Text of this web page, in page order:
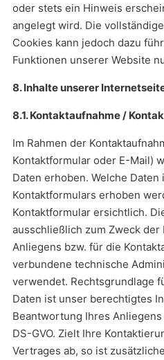
oder stets ein Hinweis
angelegt wird. Die
Cookies kann jedoch dazu
Funktionen unserer Website
8. Inhalte unserer
8.1. Kontaktaufnahme /
Im Rahmen der
Kontaktformular oder E-Mail)
Daten erhoben. Welche Daten
Kontaktformulars erhoben
Kontaktformular ersichtlich.
ausschließlich zum Zweck
Anliegens bzw. für die
verbundene technische
verwendet. Rechtsgrundlage
Daten ist unser berechtigtes
Beantwortung Ihres
DS-GVO. Zielt Ihre
Vertrages ab, so ist